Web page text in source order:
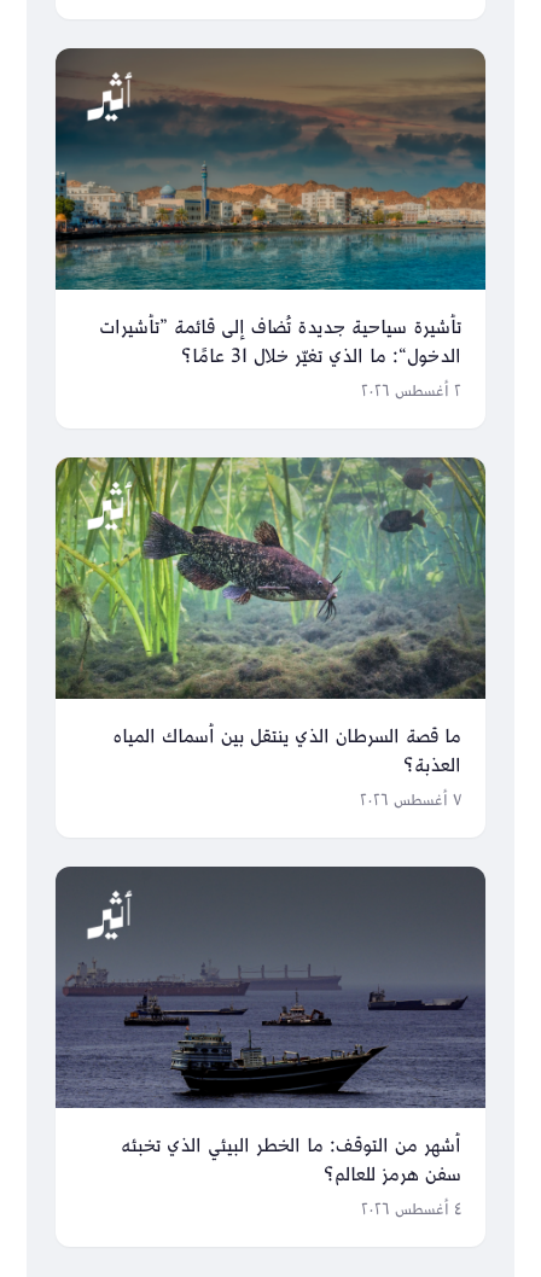
تأشيرة سياحية جديدة تُضاف إلى قائمة ”تأشيرات
الدخول“: ما الذي تغيّر خلال 31 عامًا؟
٢ أغسطس ٢٠٢٦
ما قصة السرطان الذي ينتقل بين أسماك المياه
العذبة؟
٧ أغسطس ٢٠٢٦
أشهر من التوقف: ما الخطر البيئي الذي تخبئه
سفن هرمز للعالم؟
٤ أغسطس ٢٠٢٦